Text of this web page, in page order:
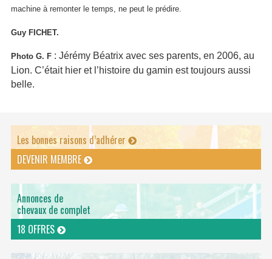
machine à remonter le temps, ne peut le prédire.
Guy FICHET.
Photo G. F : Jérémy Béatrix avec ses parents, en 2006, au
Lion. C’était hier et l’histoire du gamin est toujours aussi
belle.
Les bonnes raisons d’adhérer
DEVENIR MEMBRE
Annonces de
chevaux de complet
18 OFFRES